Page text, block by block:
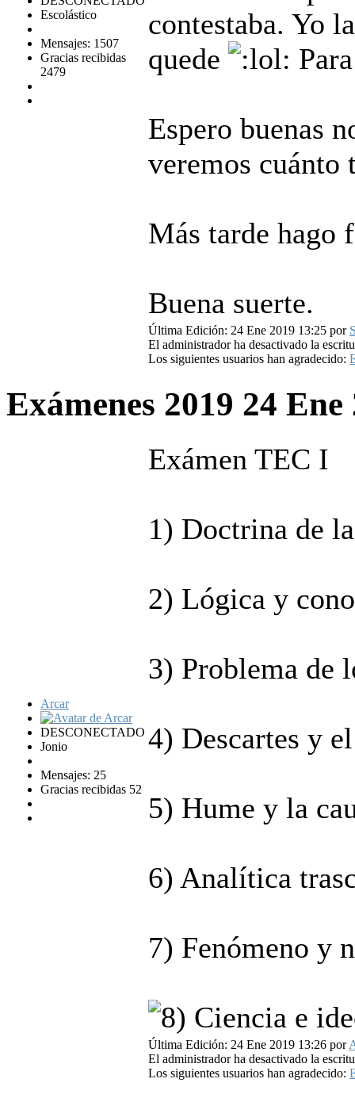
Escolástico
Mensajes: 1507
Gracias recibidas
2479
contestaba. Yo
quede
Espero buenas
veremos cuánto
Más tarde hago
Buena suerte.
Última Edición: 24 Ene 2019 13:25 por
El administrador ha desactivado la
Los siguientes usuarios han agradecido:
Exámenes 2019 24
Arcar
DESCONECTADO
Jonio
Mensajes: 25
Gracias recibidas 52
Exámen TEC I
1) Doctrina de
2) Lógica y
3) Problema de
4) Descartes y
5) Hume y la
6) Analítica
7) Fenómeno y
Ciencia e
Última Edición: 24 Ene 2019 13:26 por
El administrador ha desactivado la
Los siguientes usuarios han agradecido: